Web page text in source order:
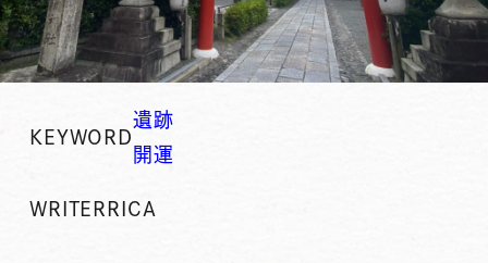
KEYWORD
遺跡
開運
WRITER RICA